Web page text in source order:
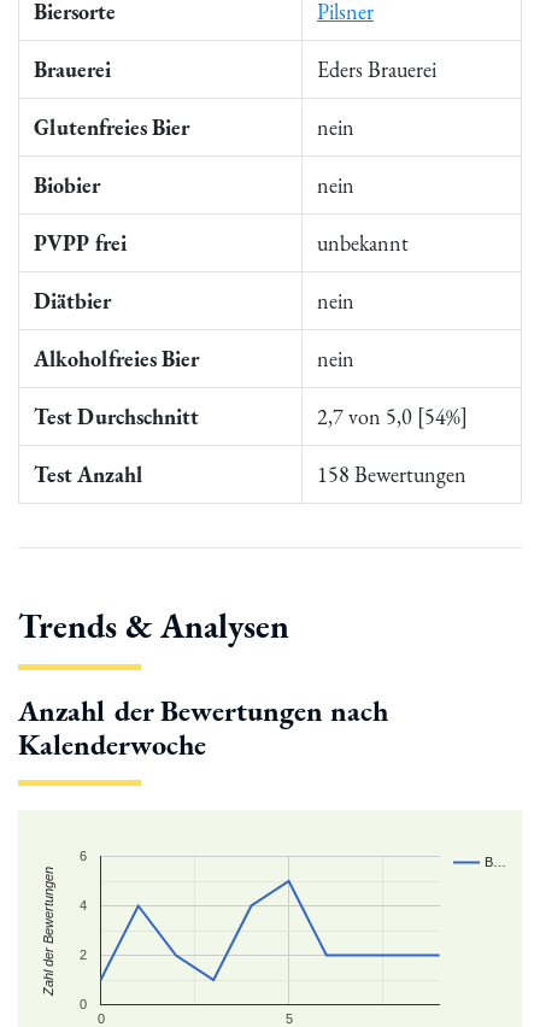
Biersorte Pilsner
Brauerei Eders Brauerei
Glutenfreies Bier nein
Biobier nein
PVPP frei unbekannt
Diätbier nein
Alkoholfreies Bier nein
Test Durchschnitt 2,7 von 5,0 [54%]
Test Anzahl 158 Bewertungen
Trends & Analysen
Anzahl der Bewertungen nach
Kalenderwoche
B…
0 5
0
2
4
6
Zahl der Bewertungen